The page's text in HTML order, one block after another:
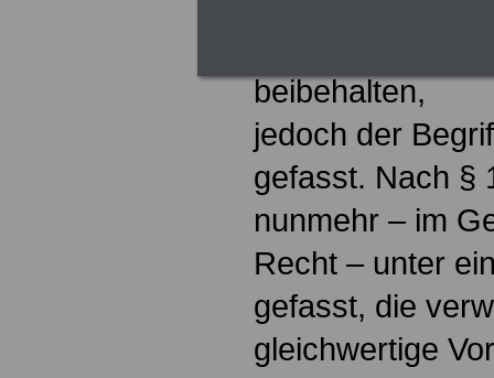
beibehalten,
jedoch der
gefasst. Nach §
nunmehr – im
Recht – unter
gefasst, die
gleichwertige